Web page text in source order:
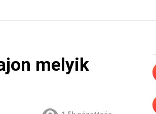
melyik